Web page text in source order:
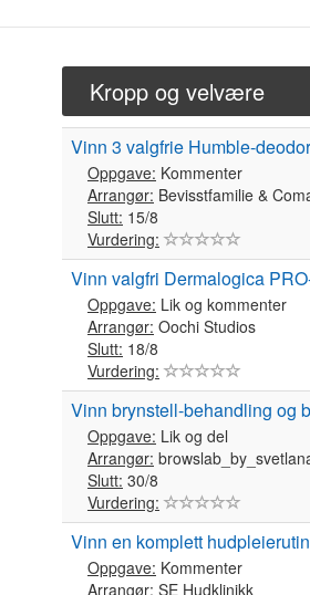
Kropp og velvære
Vinn 3 valgfrie Humble-
Oppgave: Kommenter
Arrangør: Bevisstfamilie &
Slutt: 15/8
Vurdering:
Vinn valgfri Dermalogica
Oppgave: Lik og kommenter
Arrangør: Oochi Studios
Slutt: 18/8
Vurdering:
Vinn brynstell-behandling og
Oppgave: Lik og del
Arrangør:
Slutt: 30/8
Vurdering:
Vinn en komplett
Oppgave: Kommenter
Arrangør: SE Hudklinikk